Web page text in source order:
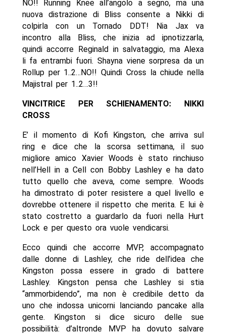
NO!! Running Knee all’angolo a segno, ma una
nuova distrazione di Bliss consente a Nikki di
colpirla con un Tornado DDT! Nia Jax va
incontro alla Bliss, che inizia ad ipnotizzarla,
quindi accorre Reginald in salvataggio, ma Alexa
li fa entrambi fuori. Shayna viene sorpresa da un
Rollup per 1..2…NO!! Quindi Cross la chiude nella
Majistral per 1..2…3!!
VINCITRICE PER SCHIENAMENTO: NIKKI
CROSS
E’ il momento di Kofi Kingston, che arriva sul
ring e dice che la scorsa settimana, il suo
migliore amico Xavier Woods è stato rinchiuso
nell’Hell in a Cell con Bobby Lashley e ha dato
tutto quello che aveva, come sempre. Woods
ha dimostrato di poter resistere a quel livello e
dovrebbe ottenere il rispetto che merita. E lui è
stato costretto a guardarlo da fuori nella Hurt
Lock e per questo ora vuole vendicarsi.
Ecco quindi che accorre MVP, accompagnato
dalle donne di Lashley, che ride dell’idea che
Kingston possa essere in grado di battere
Lashley. Kingston pensa che Lashley si stia
“ammorbidendo”, ma non è credibile detto da
uno che indossa unicorni lanciando pancake alla
gente. Kingston si dice sicuro delle sue
possibilità: d’altronde MVP ha dovuto salvare